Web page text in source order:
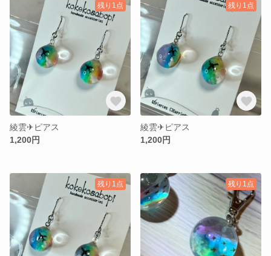
残り1点
綾雲✈︎ピアス
1,200円
残り1点
綾雲✈︎ピアス
1,200円
残り1点 残り1点